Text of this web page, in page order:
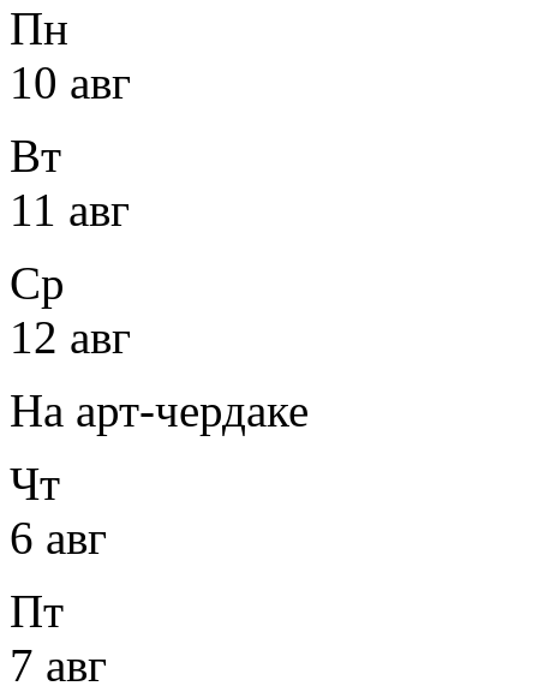
Пн
10 авг
Вт
11 авг
Ср
12 авг
На арт-чердаке
Чт
6 авг
Пт
7 авг